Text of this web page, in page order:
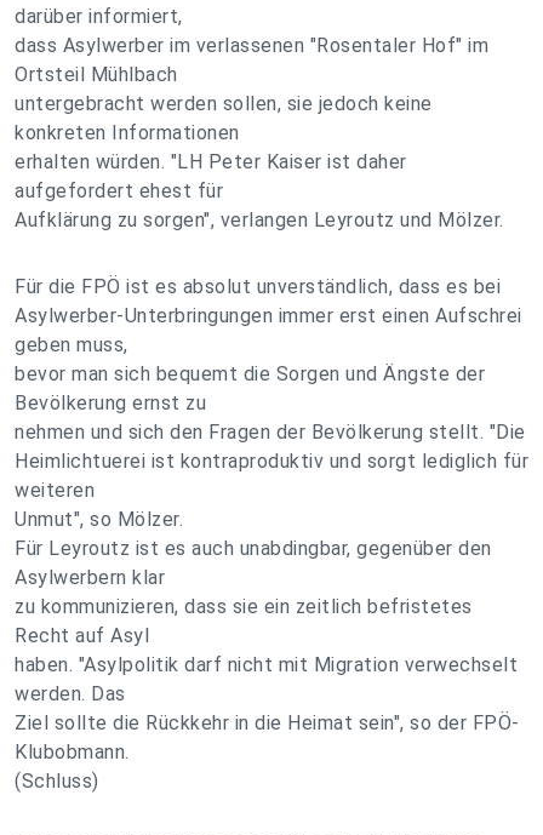
darüber informiert,
dass Asylwerber im verlassenen "Rosentaler Hof" im
Ortsteil Mühlbach
untergebracht werden sollen, sie jedoch keine
konkreten Informationen
erhalten würden. "LH Peter Kaiser ist daher
aufgefordert ehest für
Aufklärung zu sorgen", verlangen Leyroutz und Mölzer.
Für die FPÖ ist es absolut unverständlich, dass es bei
Asylwerber-Unterbringungen immer erst einen Aufschrei
geben muss,
bevor man sich bequemt die Sorgen und Ängste der
Bevölkerung ernst zu
nehmen und sich den Fragen der Bevölkerung stellt. "Die
Heimlichtuerei ist kontraproduktiv und sorgt lediglich für
weiteren
Unmut", so Mölzer.
Für Leyroutz ist es auch unabdingbar, gegenüber den
Asylwerbern klar
zu kommunizieren, dass sie ein zeitlich befristetes
Recht auf Asyl
haben. "Asylpolitik darf nicht mit Migration verwechselt
werden. Das
Ziel sollte die Rückkehr in die Heimat sein", so der FPÖ-
Klubobmann.
(Schluss)